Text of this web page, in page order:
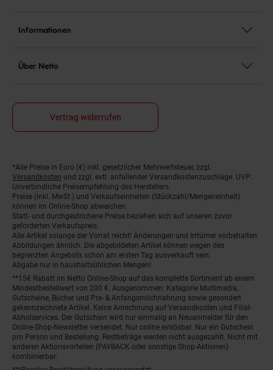
Informationen
Über Netto
Vertrag widerrufen
Fußnoten
*Alle Preise in Euro (€) inkl. gesetzlicher Mehrwertsteuer, zzgl.
Versandkosten und zzgl. evtl. anfallender Versandkostenzuschläge. UVP:
Unverbindliche Preisempfehlung des Herstellers.
Preise (inkl. MwSt.) und Verkaufseinheiten (Stückzahl/Mengeneinheit)
können im Online-Shop abweichen.
Statt- und durchgestrichene Preise beziehen sich auf unseren zuvor
geforderten Verkaufspreis.
Alle Artikel solange der Vorrat reicht! Änderungen und Irrtümer vorbehalten.
Abbildungen ähnlich. Die abgebildeten Artikel können wegen des
begrenzten Angebots schon am ersten Tag ausverkauft sein.
Abgabe nur in haushaltsüblichen Mengen!
**15€ Rabatt im Netto Online-Shop auf das komplette Sortiment ab einem
Mindestbestellwert von 200 €. Ausgenommen: Kategorie Multimedia,
Gutscheine, Bücher und Pre- & Anfangsmilchnahrung sowie gesondert
gekennzeichnete Artikel. Keine Anrechnung auf Versandkosten und Filial-
Abholservices. Der Gutschein wird nur einmalig an Neuanmelder für den
Online-Shop-Newsletter versendet. Nur online einlösbar. Nur ein Gutschein
pro Person und Bestellung. Restbeträge werden nicht ausgezahlt. Nicht mit
anderen Aktionsvorteilen (PAYBACK oder sonstige Shop-Aktionen)
kombinierbar.